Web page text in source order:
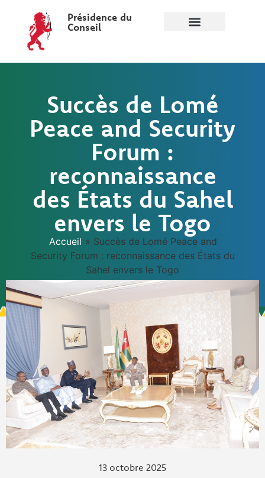
Présidence du
Conseil
Succès de Lomé
Peace and Security
Forum :
reconnaissance
des États du Sahel
envers le Togo
Accueil » Succès de Lomé Peace and
Security Forum : reconnaissance des États du
Sahel envers le Togo
13 octobre 2025